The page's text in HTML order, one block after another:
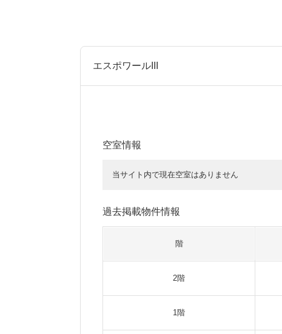
エスポワールIII
空室情報
当サイト内で現在空室はありません
過去掲載物件情報
階
2階
1階